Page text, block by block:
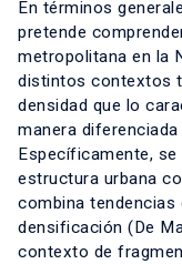
En términos
pretende
metropolitana en la
distintos contextos
densidad que lo
manera
Específicamente,
estructura urbana
combina tendencias
densificación (De
contexto de